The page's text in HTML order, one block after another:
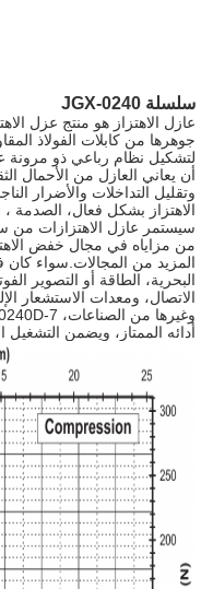
سلسلة JGX-0240
عازل الاهتزاز هو منتج عزل
جوهرها من كابلات الفولاذ
لتشكيل نظام رباعي ذو مرونة
أن يعاني العازل من الأحمال
وتقليل التداخلات والأضرار
الاهتزاز بشكل فعال، الصدمة ،
من مزاياه في مجال خفض
المزيد من المجالات.سواء كان
البحرية، الطاقة أو التصوير
الاتصال، ومعدات الاستشعار
أدائه الممتاز، ويضمن